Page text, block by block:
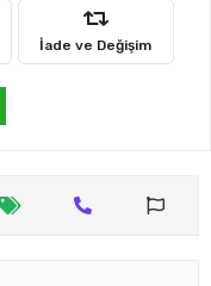
İade ve Değişim